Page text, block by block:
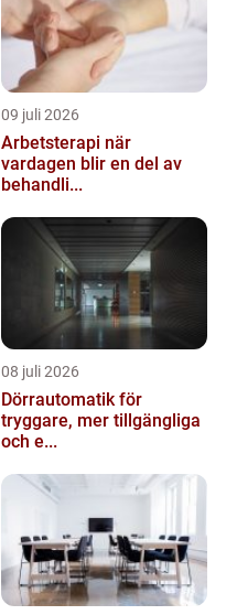
09 juli 2026
Arbetsterapi när
vardagen blir en del av
behandli...
08 juli 2026
Dörrautomatik för
tryggare, mer tillgängliga
och e...